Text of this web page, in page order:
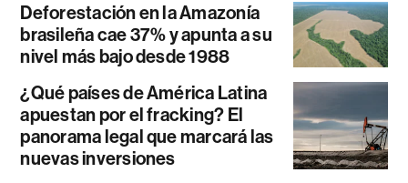
Deforestación en la Amazonía
brasileña cae 37% y apunta a su
nivel más bajo desde 1988
¿Qué países de América Latina
apuestan por el fracking? El
panorama legal que marcará las
nuevas inversiones